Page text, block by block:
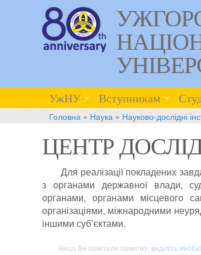
УжНУ Вступникам
Головна » Наука » Науково-дослідні
ЦЕНТР
Для реалізації покладених
з органами державної влади,
органами, органами місцевого
організаціями, міжнародними
іншими суб’єктами.
Якщо Ви помітили помилку, виділіть